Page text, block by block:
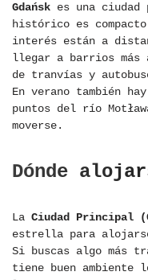
Gdańsk es una ciudad
histórico es
interés están a
llegar a barrios
de tranvías y
En verano también
puntos del río
moverse.
Dónde
La Ciudad Principal
estrella para
Si buscas algo más
tiene buen ambiente